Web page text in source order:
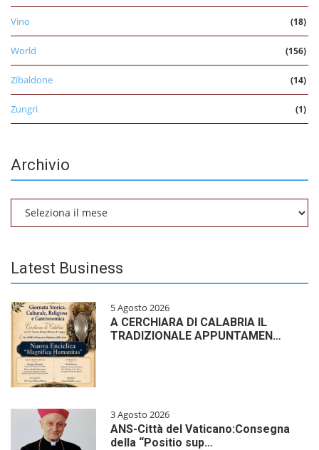
Vino (18)
World (156)
Zibaldone (14)
Zungri (1)
Archivio
Archivio
Latest Business
5 Agosto 2026
A CERCHIARA DI CALABRIA IL
TRADIZIONALE APPUNTAMEN…
3 Agosto 2026
ANS-Città del Vaticano:Consegna
della “Positio sup…